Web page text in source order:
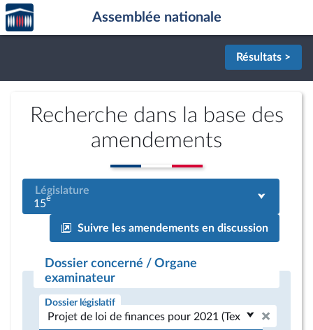
Aller au contenu
Aller en bas de la page
Accèder
à la
page
Assemblée nationale
Résultats >
Recherche dans la base des
amendements
Législature
15e
Suivre les amendements en discussion
Dossier concerné / Organe
examinateur
Dossier législatif